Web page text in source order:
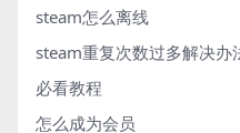
steam怎么离线
steam重复次数过多解决办
必看教程
怎么成为会员